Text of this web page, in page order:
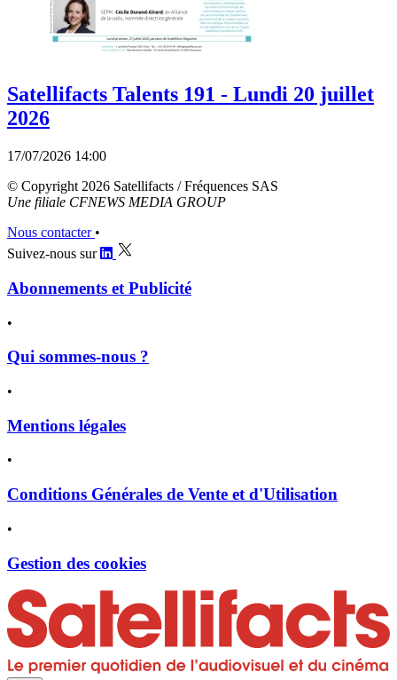
Satellifacts Talents 191 - Lundi 20 juillet
2026
17/07/2026 14:00
© Copyright 2026 Satellifacts / Fréquences SAS
Une filiale CFNEWS MEDIA GROUP
Nous contacter •
Suivez-nous sur
Abonnements et Publicité
•
Qui sommes-nous ?
•
Mentions légales
•
Conditions Générales de Vente et d'Utilisation
•
Gestion des cookies